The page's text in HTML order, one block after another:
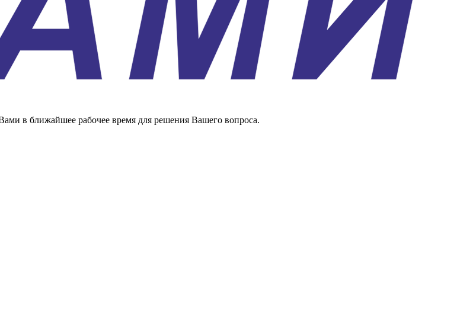
в ближайшее рабочее время для решения Вашего вопроса.